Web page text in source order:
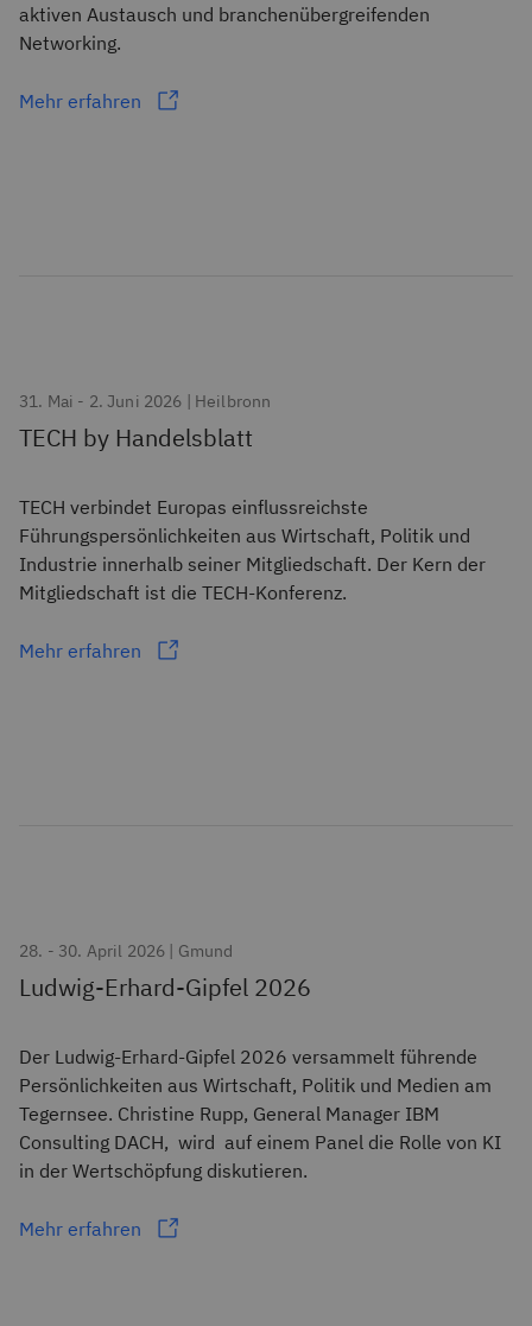
aktiven Austausch und branchenübergreifenden
Networking.
Mehr erfahren
31. Mai - 2. Juni 2026 | Heilbronn
TECH by Handelsblatt
TECH verbindet Europas einflussreichste
Führungspersönlichkeiten aus Wirtschaft, Politik und
Industrie innerhalb seiner Mitgliedschaft. Der Kern der
Mitgliedschaft ist die TECH-Konferenz.
Mehr erfahren
28. - 30. April 2026 | Gmund
Ludwig-Erhard-Gipfel 2026
Der Ludwig-Erhard-Gipfel 2026 versammelt führende
Persönlichkeiten aus Wirtschaft, Politik und Medien am
Tegernsee. Christine Rupp, General Manager IBM
Consulting DACH, wird auf einem Panel die Rolle von KI
in der Wertschöpfung diskutieren.
Mehr erfahren